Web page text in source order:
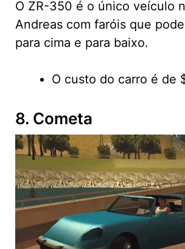
O ZR-350 é o único veículo
Andreas com faróis que
para cima e para baixo.
O custo do carro é de
8. Cometa